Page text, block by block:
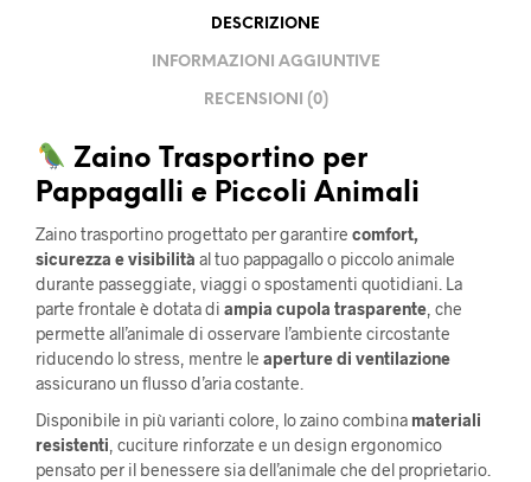
DESCRIZIONE
INFORMAZIONI AGGIUNTIVE
RECENSIONI (0)
Zaino Trasportino per
Pappagalli e Piccoli Animali
Zaino trasportino progettato per garantire comfort,
sicurezza e visibilità al tuo pappagallo o piccolo animale
durante passeggiate, viaggi o spostamenti quotidiani. La
parte frontale è dotata di ampia cupola trasparente , che
permette all’animale di osservare l’ambiente circostante
riducendo lo stress, mentre le aperture di ventilazione
assicurano un flusso d’aria costante.
Disponibile in più varianti colore, lo zaino combina materiali
resistenti , cuciture rinforzate e un design ergonomico
pensato per il benessere sia dell’animale che del proprietario.